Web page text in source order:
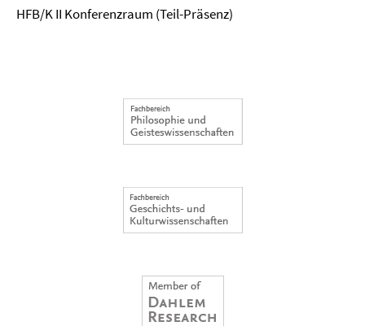
HFB/K II Konferenzraum (Teil-Präsenz)